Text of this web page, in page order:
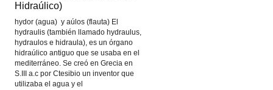
Hidraúlico)
hydor (agua) y aúlos (flauta) El
hydraulis (también llamado hydraulus,
hydraulos e hidraula), es un órgano
hidraúlico antiguo que se usaba en el
mediterráneo. Se creó en Grecia en
S.III a.c por Ctesibio un inventor que
utilizaba el agua y el
Hidraúlico)